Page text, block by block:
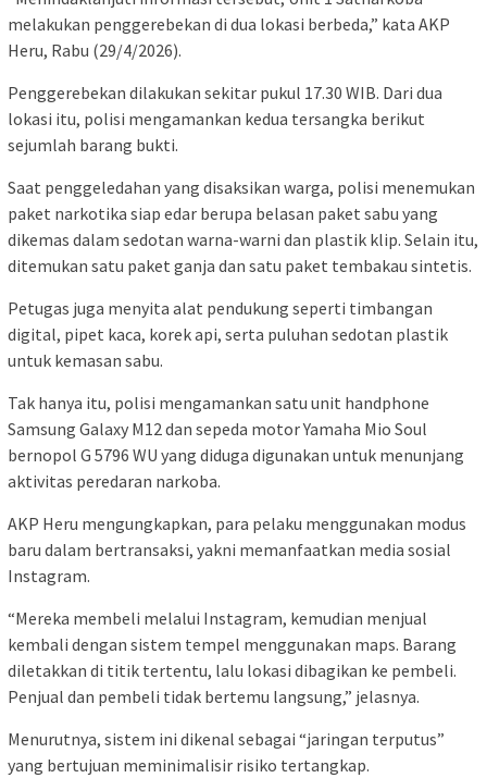
melakukan penggerebekan di dua lokasi berbeda,” kata AKP
Heru, Rabu (29/4/2026).
Penggerebekan dilakukan sekitar pukul 17.30 WIB. Dari dua
lokasi itu, polisi mengamankan kedua tersangka berikut
sejumlah barang bukti.
Saat penggeledahan yang disaksikan warga, polisi menemukan
paket narkotika siap edar berupa belasan paket sabu yang
dikemas dalam sedotan warna-warni dan plastik klip. Selain itu,
ditemukan satu paket ganja dan satu paket tembakau sintetis.
Petugas juga menyita alat pendukung seperti timbangan
digital, pipet kaca, korek api, serta puluhan sedotan plastik
untuk kemasan sabu.
Tak hanya itu, polisi mengamankan satu unit handphone
Samsung Galaxy M12 dan sepeda motor Yamaha Mio Soul
bernopol G 5796 WU yang diduga digunakan untuk menunjang
aktivitas peredaran narkoba.
AKP Heru mengungkapkan, para pelaku menggunakan modus
baru dalam bertransaksi, yakni memanfaatkan media sosial
Instagram.
“Mereka membeli melalui Instagram, kemudian menjual
kembali dengan sistem tempel menggunakan maps. Barang
diletakkan di titik tertentu, lalu lokasi dibagikan ke pembeli.
Penjual dan pembeli tidak bertemu langsung,” jelasnya.
Menurutnya, sistem ini dikenal sebagai “jaringan terputus”
yang bertujuan meminimalisir risiko tertangkap.